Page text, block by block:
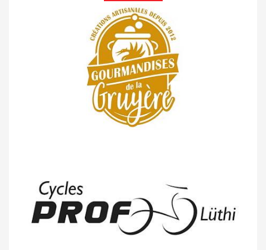
07/05 -Classement Route -
Pléiades (GdR #3)
23/04 -Classement Route -
Moléson (TdC #3)
14/04 -Photos -Les photos du 5e GP
de Semsales